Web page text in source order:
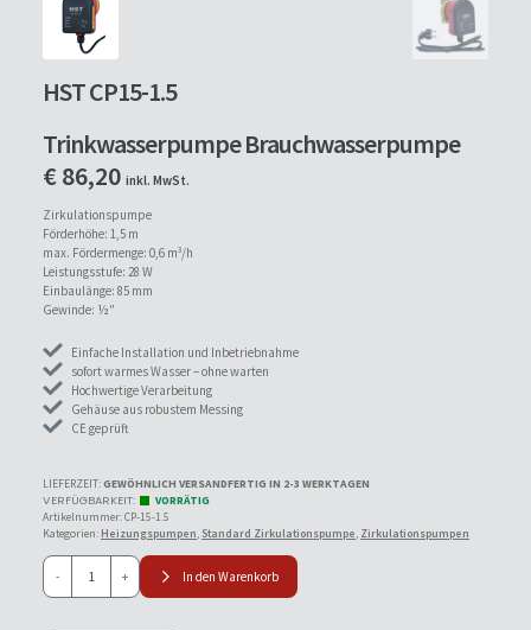
HST CP15-1.5
Trinkwasserpumpe Brauchwasserpumpe
€86,20 inkl. MwSt.
Zirkulationspumpe
Förderhöhe: 1,5 m
max. Fördermenge: 0,6 m³/h
Leistungsstufe: 28 W
Einbaulänge: 85 mm
Gewinde: ½″
Einfache Installation und Inbetriebnahme
sofort warmes Wasser – ohne warten
Hochwertige Verarbeitung
Gehäuse aus robustem Messing
CE geprüft
LIEFERZEIT:GEWÖHNLICH VERSANDFERTIG IN 2-3 WERKTAGEN
VORRÄTIG
Artikelnummer:CP-15-1.5
Kategorien: Heizungspumpen, Standard Zirkulationspumpe, Zirkulationspumpen
-
CP15-
1.5
+ In den Warenkorb